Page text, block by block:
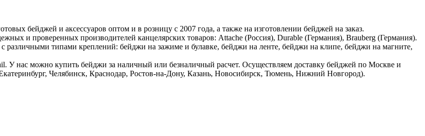
бейджей и аксессуаров оптом и в розницу с 2007 года, а также на изготовлении бейджей на заказ.
и проверенных производителей канцелярских товаров: Attache (Россия), Durable (Германия), Brauberg (Германия).
типами креплений: бейджи на зажиме и булавке, бейджи на ленте, бейджи на клипе, бейджи на магните,
У нас можно купить бейджи за наличный или безналичный расчет. Осуществляем доставку бейджей по Москве и
Челябинск, Краснодар, Ростов-на-Дону, Казань, Новосибирск, Тюмень, Нижний Новгород).